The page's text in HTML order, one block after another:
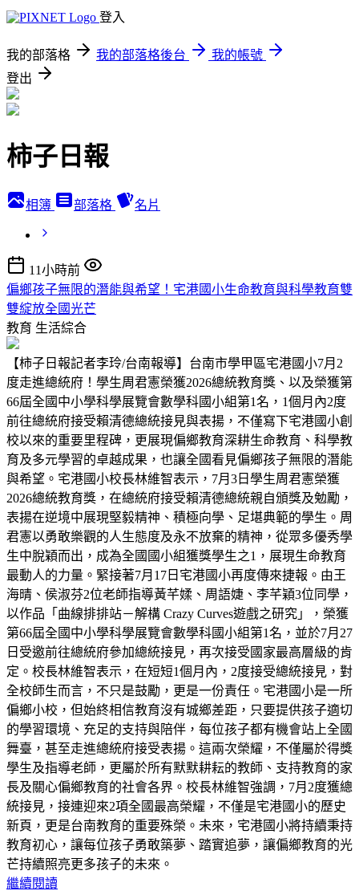
登入
我的部落格 我的部落格後台
我的帳號
登出
柿子日報
相簿 部落格 名片
11小時前
偏鄉孩子無限的潛能與希望！宅港國小生命教育與科學教育雙
雙綻放全國光芒
教育 生活綜合
【柿子日報記者李玲/台南報導】台南市學甲區宅港國小7月2
度走進總統府！學生周君憲榮獲2026總統教育獎、以及榮獲第
66屆全國中小學科學展覽會數學科國小組第1名，1個月內2度
前往總統府接受賴清德總統接見與表揚，不僅寫下宅港國小創
校以來的重要里程碑，更展現偏鄉教育深耕生命教育、科學教
育及多元學習的卓越成果，也讓全國看見偏鄉孩子無限的潛能
與希望。宅港國小校長林維智表示，7月3日學生周君憲榮獲
2026總統教育獎，在總統府接受賴清德總統親自頒獎及勉勵，
表揚在逆境中展現堅毅精神、積極向學、足堪典範的學生。周
君憲以勇敢樂觀的人生態度及永不放棄的精神，從眾多優秀學
生中脫穎而出，成為全國國小組獲獎學生之1，展現生命教育
最動人的力量。緊接著7月17日宅港國小再度傳來捷報。由王
海晴、侯淑芬2位老師指導黃芊媃、周語婕、李芊穎3位同學，
以作品「曲線排排站－解構 Crazy Curves遊戲之研究」，榮獲
第66屆全國中小學科學展覽會數學科國小組第1名，並於7月27
日受邀前往總統府參加總統接見，再次接受國家最高層級的肯
定。校長林維智表示，在短短1個月內，2度接受總統接見，對
全校師生而言，不只是鼓勵，更是一份責任。宅港國小是一所
偏鄉小校，但始終相信教育沒有城鄉差距，只要提供孩子適切
的學習環境、充足的支持與陪伴，每位孩子都有機會站上全國
舞臺，甚至走進總統府接受表揚。這兩次榮耀，不僅屬於得獎
學生及指導老師，更屬於所有默默耕耘的教師、支持教育的家
長及關心偏鄉教育的社會各界。校長林維智強調，7月2度獲總
統接見，接連迎來2項全國最高榮耀，不僅是宅港國小的歷史
新頁，更是台南教育的重要殊榮。未來，宅港國小將持續秉持
教育初心，讓每位孩子勇敢築夢、踏實追夢，讓偏鄉教育的光
芒持續照亮更多孩子的未來。
繼續閱讀